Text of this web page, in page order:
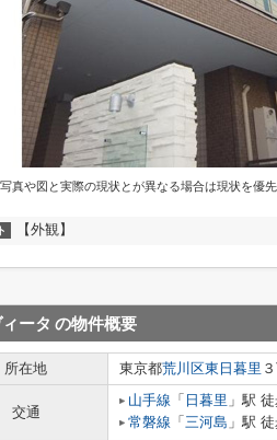
真や図と実際の現状とが異なる場合は現状を優
【外観】
ータ の物件概要
所在地 東京都荒川区東日暮里
交通
山手線 「 日暮里 」駅
常磐線 「 三河島 」駅